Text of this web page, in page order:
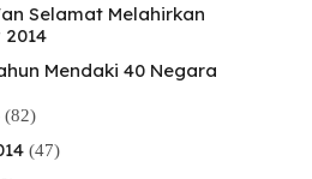
Selamat Melahirkan
2014
Mendaki 40 Negara
(82)
(47)